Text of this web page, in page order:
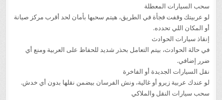
سحب السيارات المعطلة
لو عربيتك وقفت فجأة في الطريق، هيتم سحبها بأمان لحد أقرب مركز صيانة
أو المكان اللي تحدده.
إنقاذ سيارات الحوادث
في حالة الحوادث، بيتم التعامل بحذر شديد للحفاظ على العربية ومنع أي
ضرر إضافي.
نقل السيارات الجديدة أو الفاخرة
لو عندك عربية زيرو أو غالية، ونش الفرسان بيضمن نقلها بدون أي خدش.
سحب سيارات النقل والملاكي